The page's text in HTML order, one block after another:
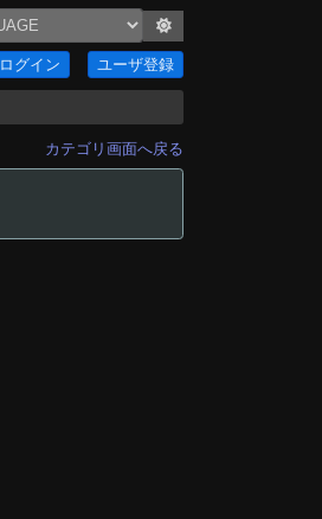
ログイン ユーザ登録
カテゴリ画面へ戻る